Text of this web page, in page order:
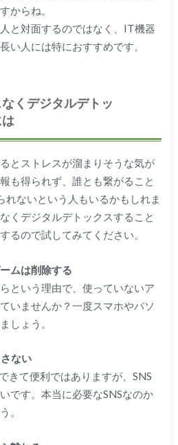
からね。
と対面するのではなく、IT機器
い人には特におすすめです。
くデジタルデトッ
とストレスが溜まりそうな気が
も得られず、誰とも繋がること
れないという人もいるかもしれま
くデジタルデトックスすること
るので試してみてください。
ムは削除する
という理由で、使っていないア
いませんか？一度スマホやパソ
しょう。
ない
きて便利ではありますが、SNS
です。本当に必要なSNSなのか
。